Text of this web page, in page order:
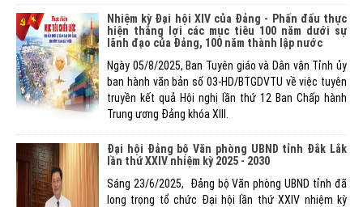
Nhiệm kỳ Đại hội XIV của Đảng - Phấn đấu thực
hiện thắng lợi các mục tiêu 100 năm dưới sự
lãnh đạo của Đảng, 100 năm thành lập nước
Ngày 05/8/2025, Ban Tuyên giáo và Dân vận Tỉnh ủy
ban hành văn bản số 03-HD/BTGDVTU về việc tuyên
truyền kết quả Hội nghị lần thứ 12 Ban Chấp hành
Trung ương Đảng khóa XIII.
Đại hội Đảng bộ Văn phòng UBND tỉnh Đắk Lắk
lần thứ XXIV nhiệm kỳ 2025 - 2030
Sáng 23/6/2025, Đảng bộ Văn phòng UBND tỉnh đã
long trọng tổ chức Đại hội lần thứ XXIV nhiệm kỳ